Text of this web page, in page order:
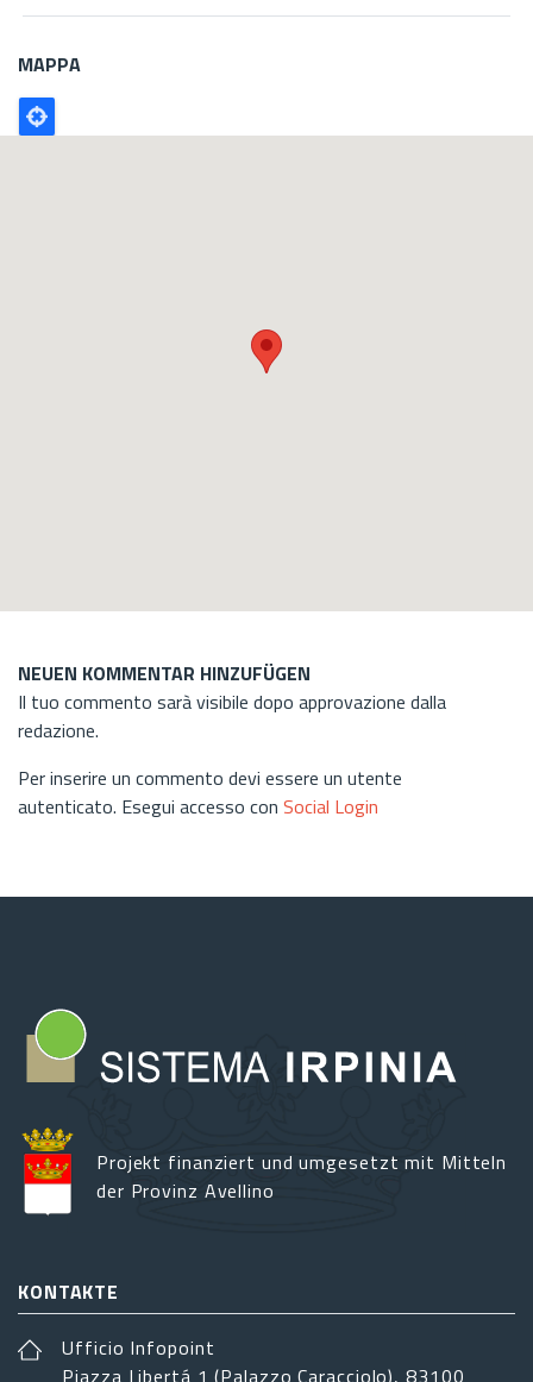
MAPPA
Poligono
GEO
NEUEN KOMMENTAR HINZUFÜGEN
Il tuo commento sarà visibile dopo approvazione dalla
redazione.
Per inserire un commento devi essere un utente
autenticato. Esegui accesso con Social Login
Projekt finanziert und umgesetzt mit Mitteln
der Provinz Avellino
KONTAKTE
Ufficio Infopoint
Piazza Libertá 1 (Palazzo Caracciolo), 83100